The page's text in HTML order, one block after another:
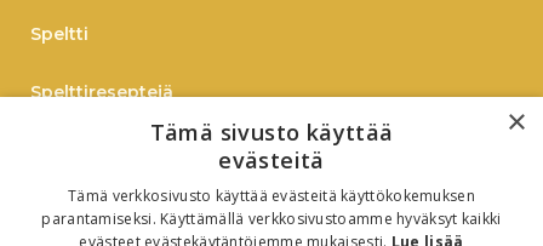
Speltti
Spelttireseptejä
Verkkokauppaan
×
Tämä sivusto käyttää
evästeitä
Tämä verkkosivusto käyttää evästeitä käyttökokemuksen
parantamiseksi. Käyttämällä verkkosivustoamme hyväksyt kaikki
evästeet evästekäytäntöjemme mukaisesti. Lue lisää